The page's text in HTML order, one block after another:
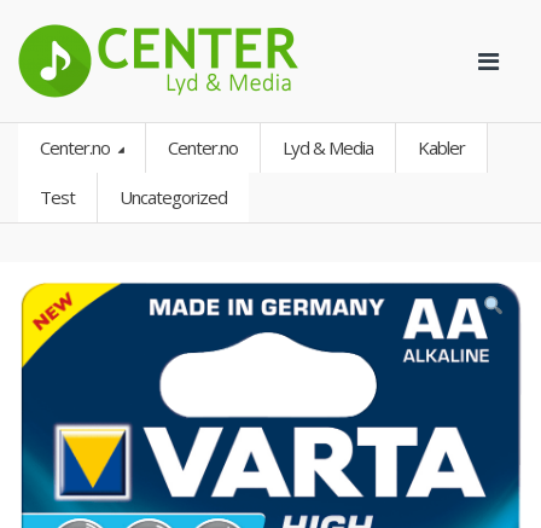
Center.no Center.no Lyd & Media Kabler
Test Uncategorized